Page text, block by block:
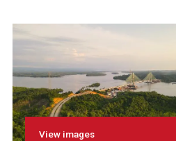
View images